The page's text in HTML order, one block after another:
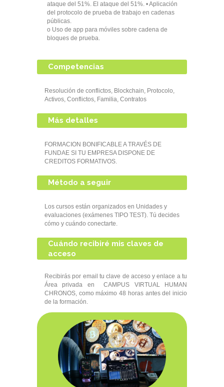
ataque del 51%. El ataque del 51%. • Aplicación
del protocolo de prueba de trabajo en cadenas
públicas.
o Uso de app para móviles sobre cadena de
bloques de prueba.
Competencias
Resolución de conflictos, Blockchain, Protocolo,
Activos, Conflictos, Familia, Contratos
Más detalles
FORMACION BONIFICABLE A TRAVÉS DE
FUNDAE SI TU EMPRESA DISPONE DE
CREDITOS FORMATIVOS.
Método a seguir
Los cursos están organizados en Unidades y
evaluaciones (exámenes TIPO TEST). Tú decides
cómo y cuándo conectarte.
Cuándo recibiré mis claves de
acceso
Recibirás por email tu clave de acceso y enlace a tu
Área privada en CAMPUS VIRTUAL HUMAN
CHRONOS, como máximo 48 horas antes del inicio
de la formación.